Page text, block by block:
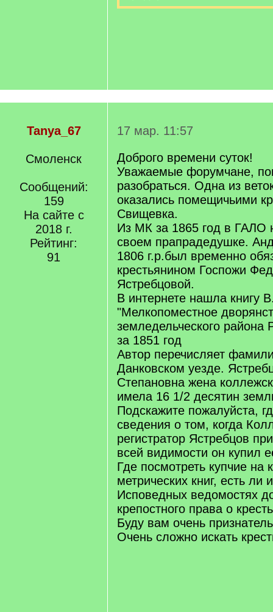
Tanya_67
Смоленск
Сообщений:
159
На сайте с
2018 г.
Рейтинг:
91
17 мар. 11:57
Доброго времени суток!
Уважаемые форумчане,
разобраться. Одна из
оказались помещичьими
Свищевка.
Из МК за 1865 год в ГАЛО
своем прапрадедушке.
1806 г.р.был временно
крестьянином Госпожи
Ястребцовой.
В интернете нашла книгу
"Мелкопоместное
земледельческого района
за 1851 год
Автор перечисляет
Данковском уезде.
Степановна жена
имела 16 1/2 десятин
Подскажите пожалуйста,
сведения о том, когда
регистратор Ястребцов
всей видимости он купил
Где посмотреть купчие на
метрических книг, есть
Исповедных ведомостях
крепостного права о
Буду вам очень
Очень сложно искать